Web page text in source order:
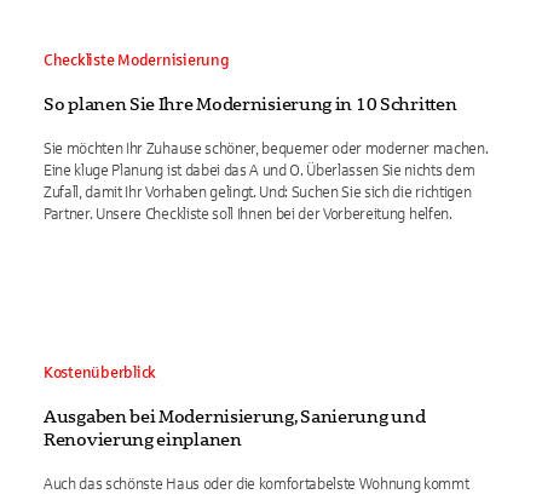
Checkliste Modernisierung
So planen Sie Ihre Modernisierung in 10 Schritten
Sie möchten Ihr Zuhause schöner, bequemer oder moderner machen.
Eine kluge Planung ist dabei das A und O. Überlassen Sie nichts dem
Zufall, damit Ihr Vorhaben gelingt. Und: Suchen Sie sich die richtigen
Partner. Unsere Checkliste soll Ihnen bei der Vorbereitung helfen.
Kostenüberblick
Ausgaben bei Modernisierung, Sanierung und
Renovierung einplanen
Auch das schönste Haus oder die komfortabelste Wohnung kommt